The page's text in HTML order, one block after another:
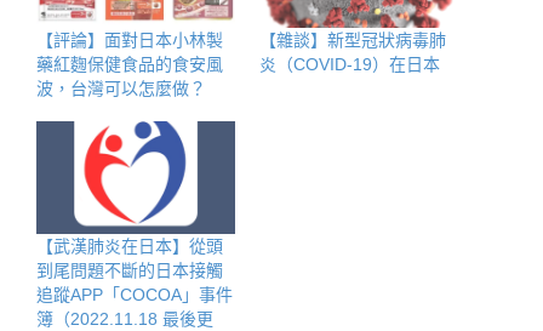
【評論】面對日本小林製
藥紅麴保健食品的食安風
波，台灣可以怎麼做？
【雜談】新型冠狀病毒肺
炎（COVID-19）在日本
【武漢肺炎在日本】從頭
到尾問題不斷的日本接觸
追蹤APP「COCOA」事件
簿（2022.11.18 最後更